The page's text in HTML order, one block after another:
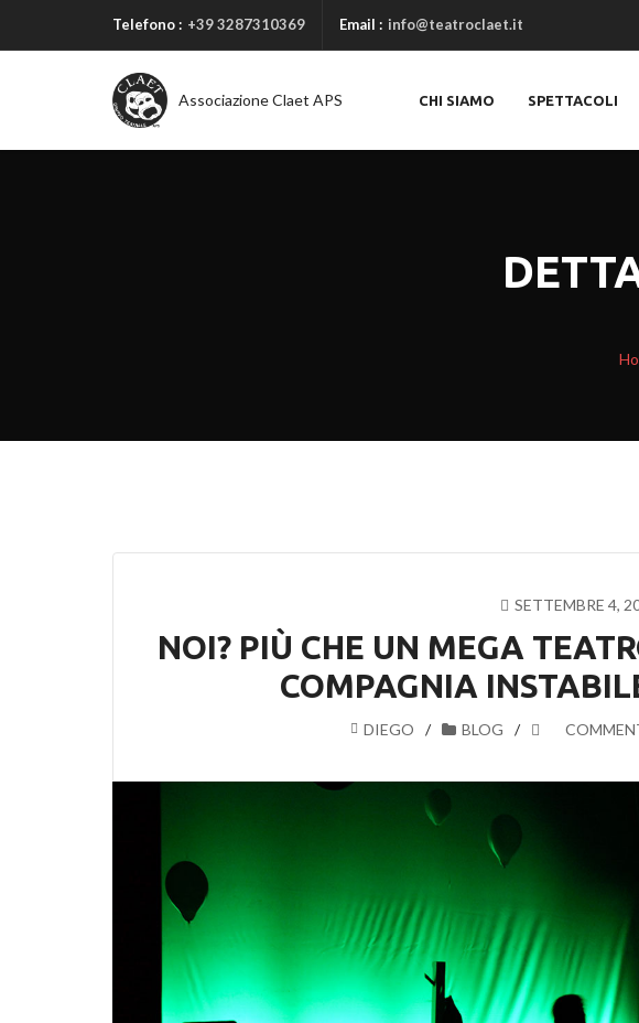
Telefono : +39 3287310369 Email : info@teatroclaet.it
Associazione Claet APS CHI SIAMO SPETTACOLI
SETTEMBRE 4,
NOI? PIÙ CHE UN MEGA
COMPAGNIA
DIEGO BLOG
SU
PIÙ
MICRO